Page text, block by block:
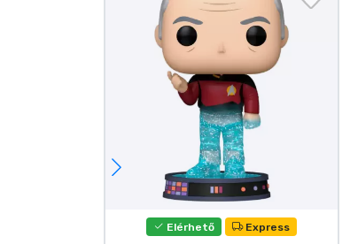
Elérhető Express